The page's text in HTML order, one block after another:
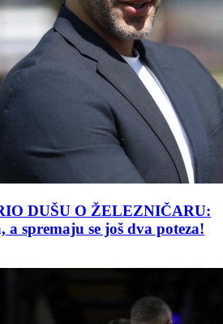
DUŠU O ŽELEZNIČARU:
spremaju se još dva poteza!